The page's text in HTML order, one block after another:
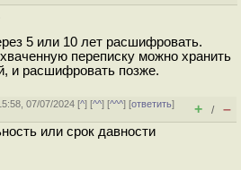
5 или 10 лет расшифровать.
переписку можно хранить
и расшифровать позже.
07/07/2024 [^] [^^] [^^^] [ответить]
+ / –
или срок давности